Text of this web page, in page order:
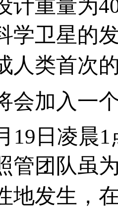
重量为40
学卫星的
人类首次
会加入一
日凌晨1
管团队虽
地发生，